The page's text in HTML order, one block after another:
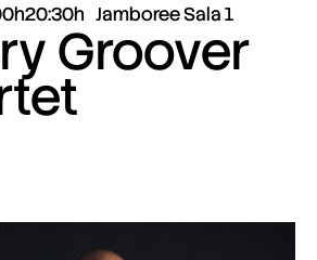
20:30h Jamboree Sala 1
Groover